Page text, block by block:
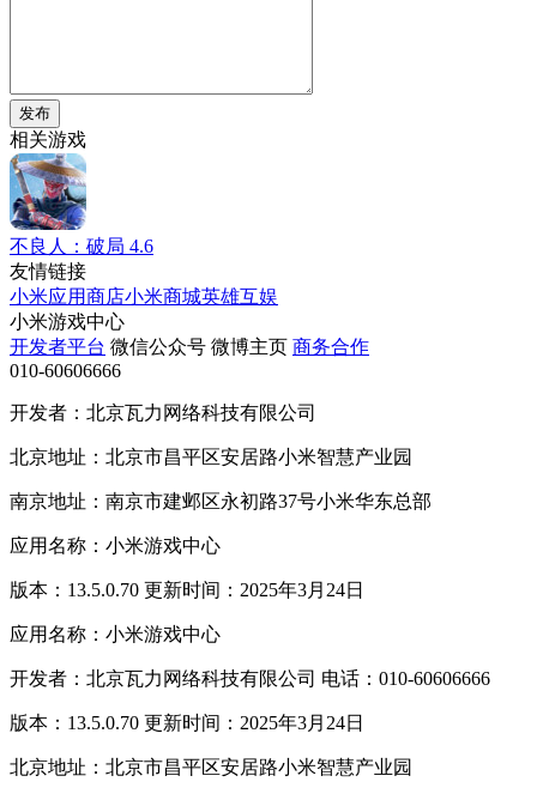
发布
相关游戏
不良人：破局 4.6
友情链接
小米应用商店小米商城英雄互娱
小米游戏中心
开发者平台 微信公众号 微博主页 商务合作
010-60606666
开发者：北京瓦力网络科技有限公司
北京地址：北京市昌平区安居路小米智慧产业园
南京地址：南京市建邺区永初路37号小米华东总部
应用名称：小米游戏中心
版本：13.5.0.70 更新时间：2025年3月24日
应用名称：小米游戏中心
开发者：北京瓦力网络科技有限公司 电话：010-60606666
版本：13.5.0.70 更新时间：2025年3月24日
北京地址：北京市昌平区安居路小米智慧产业园